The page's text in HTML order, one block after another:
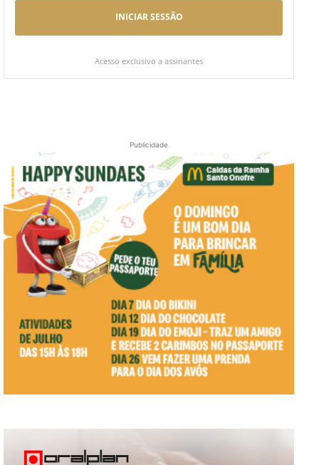
INICIAR SESSÃO
Acesso exclusivo a assinantes
Publicidade